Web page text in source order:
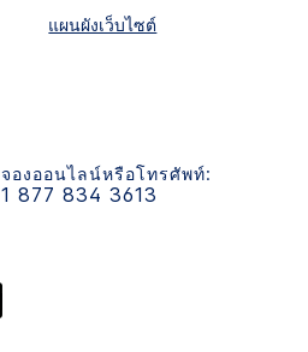
แผนผังเว็บไซต์
จองออนไลน์หรือโทรศัพท์:
1 877 834 3613